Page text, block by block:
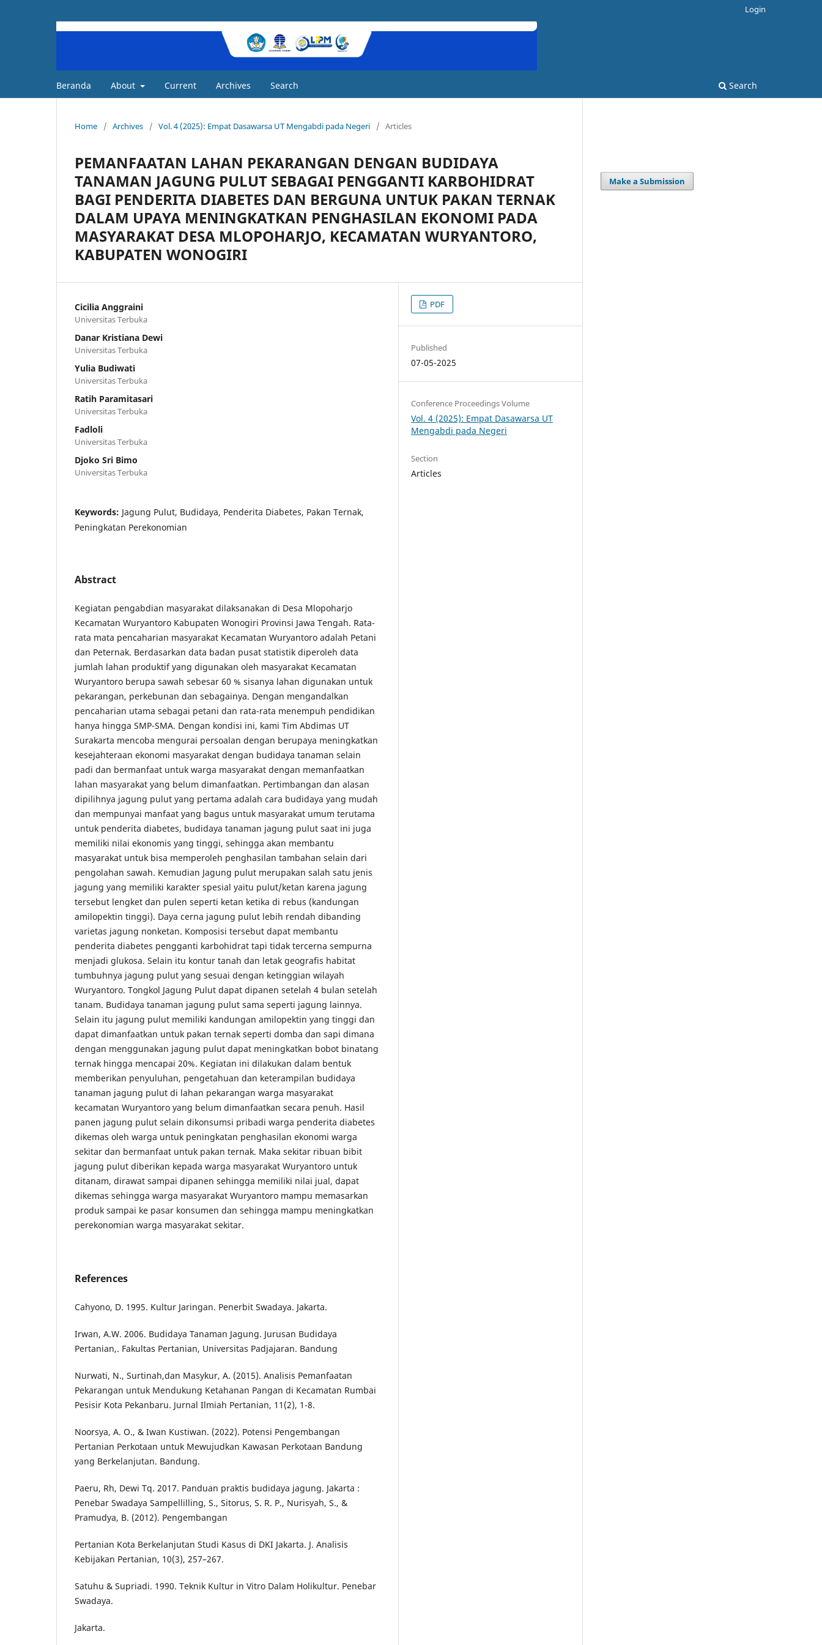
Beranda About Current Archives Search Search
Login
Home / Archives / Vol. 4 (2025): Empat Dasawarsa UT Mengabdi pada Negeri / Articles
PEMANFAATAN LAHAN PEKARANGAN DENGAN BUDIDAYA
TANAMAN JAGUNG PULUT SEBAGAI PENGGANTI KARBOHIDRAT
BAGI PENDERITA DIABETES DAN BERGUNA UNTUK PAKAN TERNAK
DALAM UPAYA MENINGKATKAN PENGHASILAN EKONOMI PADA
MASYARAKAT DESA MLOPOHARJO, KECAMATAN WURYANTORO,
KABUPATEN WONOGIRI
Cicilia Anggraini
Universitas Terbuka
Danar Kristiana Dewi
Universitas Terbuka
Yulia Budiwati
Universitas Terbuka
Ratih Paramitasari
Universitas Terbuka
Fadloli
Universitas Terbuka
Djoko Sri Bimo
Universitas Terbuka
Keywords: Jagung Pulut, Budidaya, Penderita Diabetes, Pakan Ternak,
Peningkatan Perekonomian
Abstract
Kegiatan pengabdian masyarakat dilaksanakan di Desa Mlopoharjo
Kecamatan Wuryantoro Kabupaten Wonogiri Provinsi Jawa Tengah. Rata-
rata mata pencaharian masyarakat Kecamatan Wuryantoro adalah Petani
dan Peternak. Berdasarkan data badan pusat statistik diperoleh data
jumlah lahan produktif yang digunakan oleh masyarakat Kecamatan
Wuryantoro berupa sawah sebesar 60 % sisanya lahan digunakan untuk
pekarangan, perkebunan dan sebagainya. Dengan mengandalkan
pencaharian utama sebagai petani dan rata-rata menempuh pendidikan
hanya hingga SMP-SMA. Dengan kondisi ini, kami Tim Abdimas UT
Surakarta mencoba mengurai persoalan dengan berupaya meningkatkan
kesejahteraan ekonomi masyarakat dengan budidaya tanaman selain
padi dan bermanfaat untuk warga masyarakat dengan memanfaatkan
lahan masyarakat yang belum dimanfaatkan. Pertimbangan dan alasan
dipilihnya jagung pulut yang pertama adalah cara budidaya yang mudah
dan mempunyai manfaat yang bagus untuk masyarakat umum terutama
untuk penderita diabetes, budidaya tanaman jagung pulut saat ini juga
memiliki nilai ekonomis yang tinggi, sehingga akan membantu
masyarakat untuk bisa memperoleh penghasilan tambahan selain dari
pengolahan sawah. Kemudian Jagung pulut merupakan salah satu jenis
jagung yang memiliki karakter spesial yaitu pulut/ketan karena jagung
tersebut lengket dan pulen seperti ketan ketika di rebus (kandungan
amilopektin tinggi). Daya cerna jagung pulut lebih rendah dibanding
varietas jagung nonketan. Komposisi tersebut dapat membantu
penderita diabetes pengganti karbohidrat tapi tidak tercerna sempurna
menjadi glukosa. Selain itu kontur tanah dan letak geografis habitat
tumbuhnya jagung pulut yang sesuai dengan ketinggian wilayah
Wuryantoro. Tongkol Jagung Pulut dapat dipanen setelah 4 bulan setelah
tanam. Budidaya tanaman jagung pulut sama seperti jagung lainnya.
Selain itu jagung pulut memiliki kandungan amilopektin yang tinggi dan
dapat dimanfaatkan untuk pakan ternak seperti domba dan sapi dimana
dengan menggunakan jagung pulut dapat meningkatkan bobot binatang
ternak hingga mencapai 20%. Kegiatan ini dilakukan dalam bentuk
memberikan penyuluhan, pengetahuan dan keterampilan budidaya
tanaman jagung pulut di lahan pekarangan warga masyarakat
kecamatan Wuryantoro yang belum dimanfaatkan secara penuh. Hasil
panen jagung pulut selain dikonsumsi pribadi warga penderita diabetes
dikemas oleh warga untuk peningkatan penghasilan ekonomi warga
sekitar dan bermanfaat untuk pakan ternak. Maka sekitar ribuan bibit
jagung pulut diberikan kepada warga masyarakat Wuryantoro untuk
ditanam, dirawat sampai dipanen sehingga memiliki nilai jual, dapat
dikemas sehingga warga masyarakat Wuryantoro mampu memasarkan
produk sampai ke pasar konsumen dan sehingga mampu meningkatkan
perekonomian warga masyarakat sekitar.
References
Cahyono, D. 1995. Kultur Jaringan. Penerbit Swadaya. Jakarta.
Irwan, A.W. 2006. Budidaya Tanaman Jagung. Jurusan Budidaya
Pertanian,. Fakultas Pertanian, Universitas Padjajaran. Bandung
Nurwati, N., Surtinah,dan Masykur, A. (2015). Analisis Pemanfaatan
Pekarangan untuk Mendukung Ketahanan Pangan di Kecamatan Rumbai
Pesisir Kota Pekanbaru. Jurnal Ilmiah Pertanian, 11(2), 1-8.
Noorsya, A. O., & Iwan Kustiwan. (2022). Potensi Pengembangan
Pertanian Perkotaan untuk Mewujudkan Kawasan Perkotaan Bandung
yang Berkelanjutan. Bandung.
Paeru, Rh, Dewi Tq. 2017. Panduan praktis budidaya jagung. Jakarta :
Penebar Swadaya Sampellilling, S., Sitorus, S. R. P., Nurisyah, S., &
Pramudya, B. (2012). Pengembangan
Pertanian Kota Berkelanjutan Studi Kasus di DKI Jakarta. J. Analisis
Kebijakan Pertanian, 10(3), 257–267.
Satuhu & Supriadi. 1990. Teknik Kultur in Vitro Dalam Holikultur. Penebar
Swadaya.
Jakarta.
PDF
Published
07-05-2025
Conference Proceedings Volume
Vol. 4 (2025): Empat Dasawarsa UT
Mengabdi pada Negeri
Section
Articles
Make a Submission